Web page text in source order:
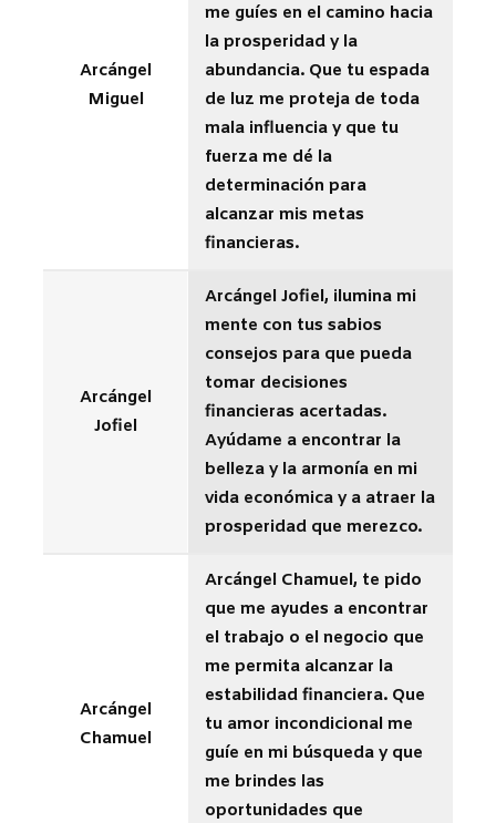
Arcángel
Miguel
me guíes en el camino hacia
la prosperidad y la
abundancia. Que tu espada
de luz me proteja de toda
mala influencia y que tu
fuerza me dé la
determinación para
alcanzar mis metas
financieras.
Arcángel
Jofiel
Arcángel Jofiel, ilumina mi
mente con tus sabios
consejos para que pueda
tomar decisiones
financieras acertadas.
Ayúdame a encontrar la
belleza y la armonía en mi
vida económica y a atraer la
prosperidad que merezco.
Arcángel
Chamuel
Arcángel Chamuel, te pido
que me ayudes a encontrar
el trabajo o el negocio que
me permita alcanzar la
estabilidad financiera. Que
tu amor incondicional me
guíe en mi búsqueda y que
me brindes las
oportunidades que